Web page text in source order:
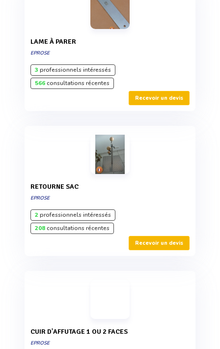
LAME À PARER
EPROSE
3 professionnels intéressés
566consultations récentes
Recevoir un devis
RETOURNE SAC
EPROSE
2professionnels intéressés
208consultations récentes
Recevoir un devis
CUIR D'AFFUTAGE 1 OU 2 FACES
EPROSE